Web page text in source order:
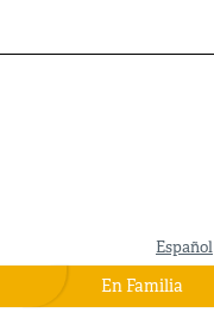
Español
En Familia